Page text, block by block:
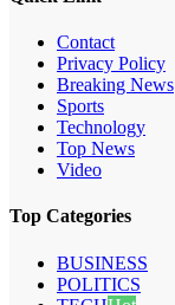
Contact
Privacy Policy
Breaking News
Sports
Technology
Top News
Video
Top Categories
BUSINESS
POLITICS